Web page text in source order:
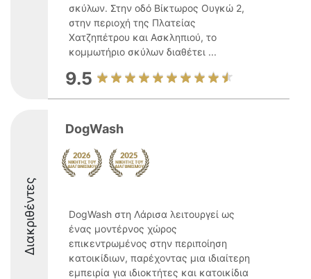
σκύλων. Στην οδό Βίκτωρος Ουγκώ 2,
στην περιοχή της Πλατείας
Χατζηπέτρου και Ασκληπιού, το
κομμωτήριο σκύλων διαθέτει ...
9.5
Διακριθέντες
DogWash
DogWash στη Λάρισα λειτουργεί ως
ένας μοντέρνος χώρος
επικεντρωμένος στην περιποίηση
κατοικίδιων, παρέχοντας μια ιδιαίτερη
εμπειρία για ιδιοκτήτες και κατοικίδια